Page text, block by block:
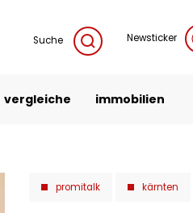
Suche Newsticker
vergleiche immobilien
promitalk kärnten